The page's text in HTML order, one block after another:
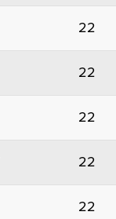
22
22
22
22
22